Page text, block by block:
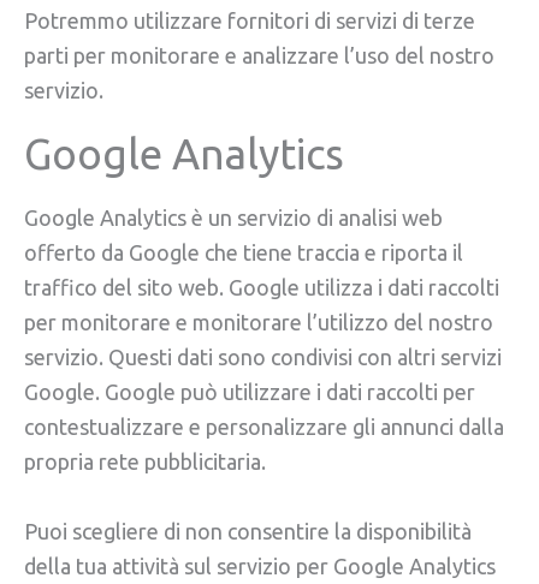
Potremmo utilizzare fornitori di servizi di terze
parti per monitorare e analizzare l’uso del nostro
servizio.
Google Analytics
Google Analytics è un servizio di analisi web
offerto da Google che tiene traccia e riporta il
traffico del sito web. Google utilizza i dati raccolti
per monitorare e monitorare l’utilizzo del nostro
servizio. Questi dati sono condivisi con altri servizi
Google. Google può utilizzare i dati raccolti per
contestualizzare e personalizzare gli annunci dalla
propria rete pubblicitaria.
Puoi scegliere di non consentire la disponibilità
della tua attività sul servizio per Google Analytics